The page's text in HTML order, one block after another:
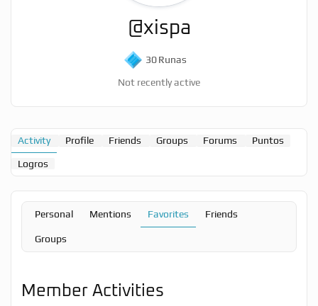
@xispa
30Runas
Not recently active
Activity Profile Friends Groups Forums Puntos
Logros
Personal Mentions Favorites Friends
Groups
Member Activities